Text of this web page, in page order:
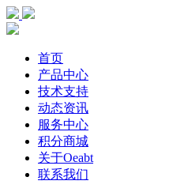
首页
产品中心
技术支持
动态资讯
服务中心
积分商城
关于Oeabt
联系我们